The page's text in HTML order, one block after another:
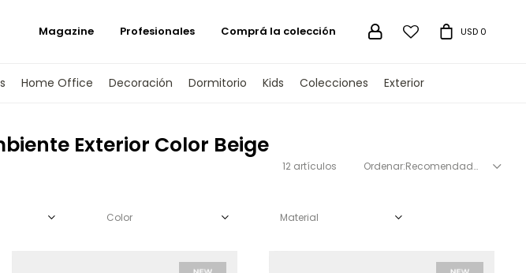
Home Office Decoración Dormitorio Kids Colecciones Exterior
 USD 0
Magazine Profesionales Comprá la colección
Exterior Color Beige
12 artículos Recomendados
Color Material